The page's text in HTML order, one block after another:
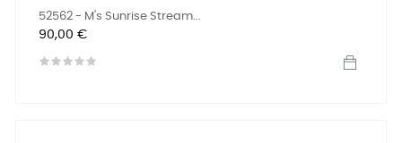
52562 - M's Sunrise Stream...
Prix
90,00 €